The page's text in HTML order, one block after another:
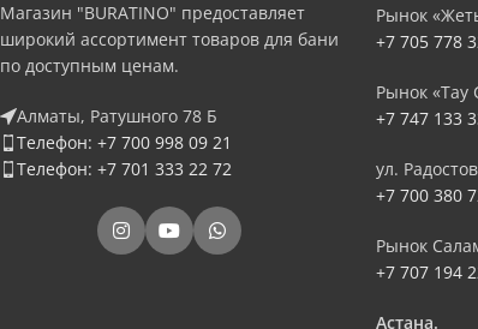
Магазин "BURATINO" предоставляет
широкий ассортимент товаров для бани
по доступным ценам.
Алматы, Ратушного 78 Б
Телефон: +7 700 998 09 21
Телефон: +7 701 333 22 72
Рынок
+7 705 778
Рынок «Тау
+7 747 133
ул.
+7 700 380
Рынок
+7 707 194
Астана.